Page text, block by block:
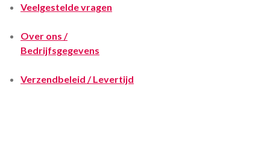
Veelgestelde vragen
Over ons /
Bedrijfsgegevens
Verzendbeleid / Levertijd